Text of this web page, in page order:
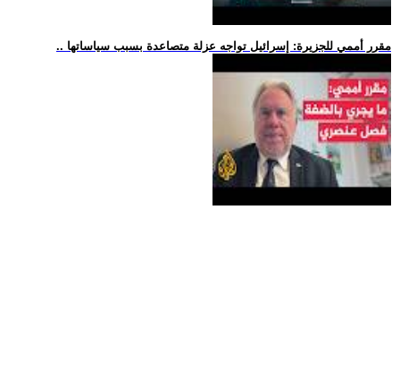
.. مقرر أممي للجزيرة: إسرائيل تواجه عزلة متصاعدة بسبب سياساتها